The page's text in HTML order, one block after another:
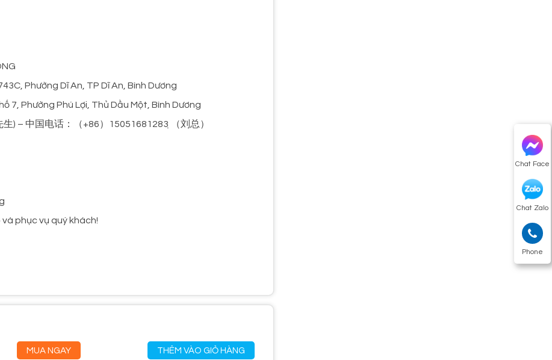
Chat Face
Chat Zalo
Phone
Phường Dĩ An, TP Dĩ An, Bình Dương
7, Phường Phú Lợi, Thủ Dầu Một, Bình Dương
) – 中国电话：（+86）15051681283 ̣̣（刘总）
phục vụ quý khách!
MUA NGAY THÊM VÀO GIỎ HÀNG